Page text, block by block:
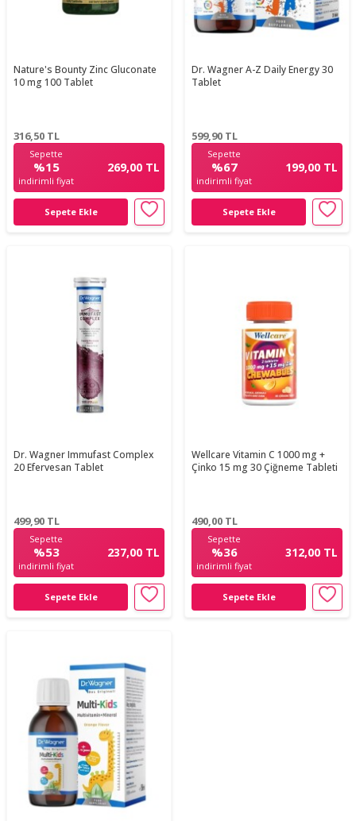
Nature's Bounty Zinc Gluconate
10 mg 100 Tablet
316,50 TL
Sepette
%15
indirimli fiyat
269,00 TL
Sepete Ekle
Dr. Wagner A-Z Daily Energy 30
Tablet
599,90 TL
Sepette
%67
indirimli fiyat
199,00 TL
Sepete Ekle
Dr. Wagner Immufast Complex
20 Efervesan Tablet
499,90 TL
Sepette
%53
indirimli fiyat
237,00 TL
Sepete Ekle
Wellcare Vitamin C 1000 mg +
Çinko 15 mg 30 Çiğneme Tableti
490,00 TL
Sepette
%36
indirimli fiyat
312,00 TL
Sepete Ekle